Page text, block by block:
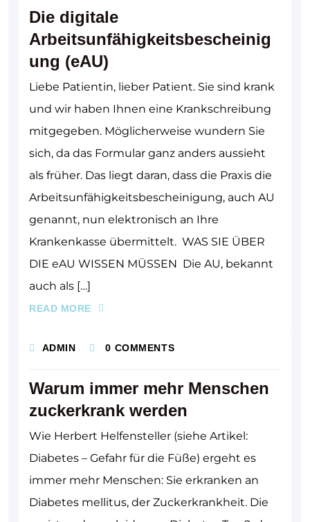
Die digitale
Arbeitsunfähigkeitsbescheinig
ung (eAU)
Liebe Patientin, lieber Patient. Sie sind krank
und wir haben Ihnen eine Krankschreibung
mitgegeben. Möglicherweise wundern Sie
sich, da das Formular ganz anders aussieht
als früher. Das liegt daran, dass die Praxis die
Arbeitsunfähigkeitsbescheinigung, auch AU
genannt, nun elektronisch an Ihre
Krankenkasse übermittelt. WAS SIE ÜBER
DIE eAU WISSEN MÜSSEN Die AU, bekannt
auch als […]
READ MORE
ADMIN 0 COMMENTS
Warum immer mehr Menschen
zuckerkrank werden
Wie Herbert Helfensteller (siehe Artikel:
Diabetes – Gefahr für die Füße) ergeht es
immer mehr Menschen: Sie erkranken an
Diabetes mellitus, der Zuckerkrankheit. Die